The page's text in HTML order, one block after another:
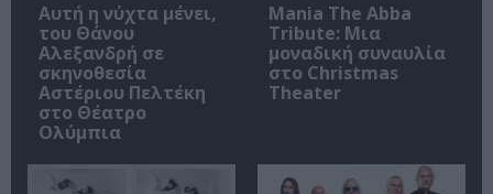
Αυτή η νύχτα μένει,
του Θάνου
Αλεξανδρή σε
σκηνοθεσία
Αστέριου Πελτέκη
στο Θέατρο
Ολύμπια
Mania The Abba
Tribute: Μια
μοναδική συναυλία
στο Christmas
Theater